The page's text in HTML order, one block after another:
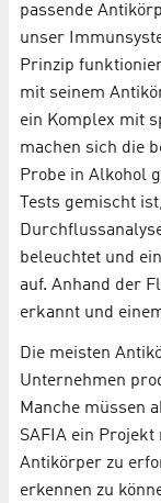
passende
unser
Prinzip
mit seinem
ein Komplex mit
machen sich die
Probe in Alkohol
Tests gemischt
beleuchtet und
auf. Anhand der
erkannt und
Die meisten
Unternehmen
Manche müssen
SAFIA ein
Antikörper zu
erkennen zu